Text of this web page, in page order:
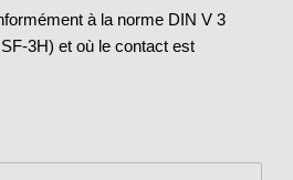
à la norme DIN V 3
3H) et où le contact est